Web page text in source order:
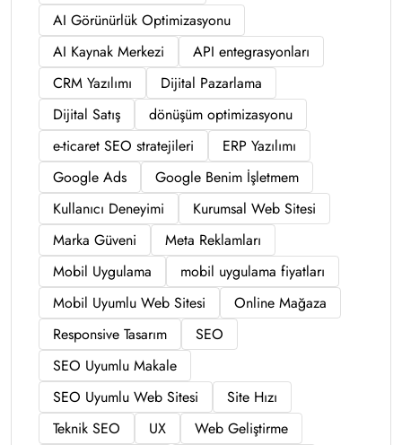
AI Görünürlük Optimizasyonu
AI Kaynak Merkezi
API entegrasyonları
CRM Yazılımı
Dijital Pazarlama
Dijital Satış
dönüşüm optimizasyonu
e-ticaret SEO stratejileri
ERP Yazılımı
Google Ads
Google Benim İşletmem
Kullanıcı Deneyimi
Kurumsal Web Sitesi
Marka Güveni
Meta Reklamları
Mobil Uygulama
mobil uygulama fiyatları
Mobil Uyumlu Web Sitesi
Online Mağaza
Responsive Tasarım
SEO
SEO Uyumlu Makale
SEO Uyumlu Web Sitesi
Site Hızı
Teknik SEO
UX Web Geliştirme